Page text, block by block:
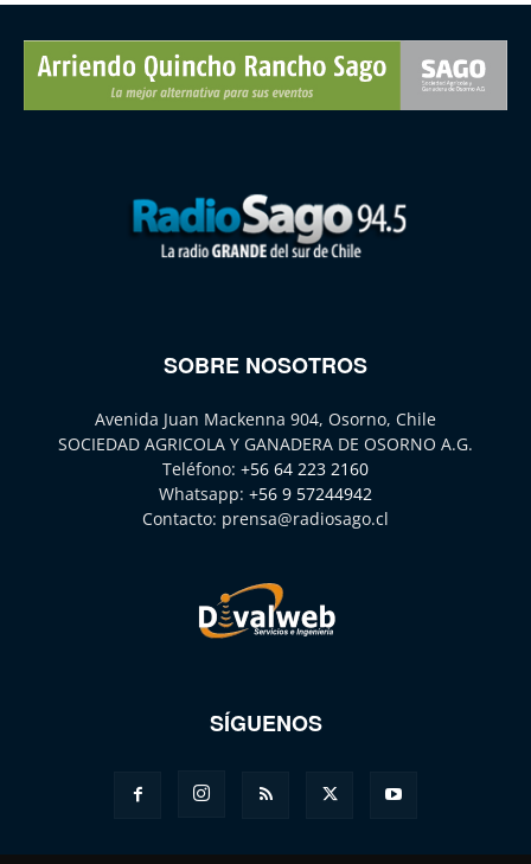
SOBRE NOSOTROS
Avenida Juan Mackenna 904, Osorno, Chile
SOCIEDAD AGRICOLA Y GANADERA DE OSORNO A.G.
Teléfono: +56 64 223 2160
Whatsapp: +56 9 57244942
Contacto: prensa@radiosago.cl
SÍGUENOS